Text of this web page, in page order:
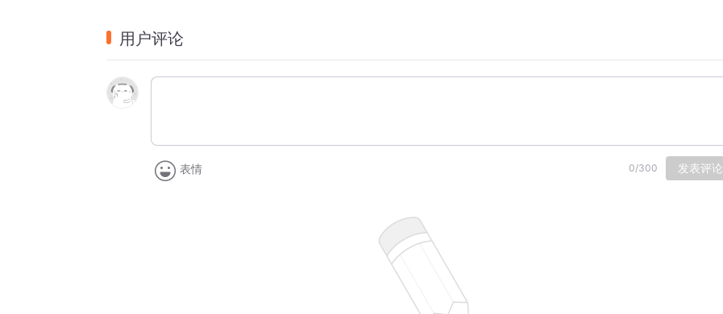
用户评论
表情 0/300 发表评论